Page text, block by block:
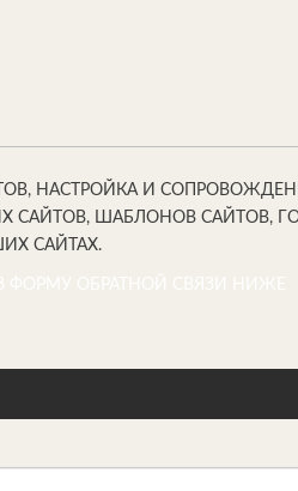
НАСТРОЙКА И
САЙТОВ, ШАБЛОНОВ САЙТОВ,
САЙТАХ.